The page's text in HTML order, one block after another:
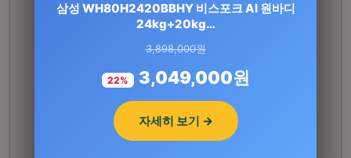
연세 키즈텐 유산균 100억 프로바이오틱스 어린
이 유아 초등학생 유산…
92,000원
21% 72,700원
자세히 보기 →
삼성 WH80H2420BBHY 비스포크 AI 원바디
24kg+20kg…
3,898,000원
22% 3,049,000원
자세히 보기 →